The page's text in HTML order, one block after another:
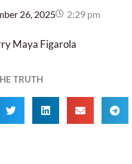
26, 2025 2:29 pm
Maya Figarola
TRUTH